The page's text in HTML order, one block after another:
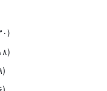
(۴۳۰)
(۴۱۸)
(۲۹)